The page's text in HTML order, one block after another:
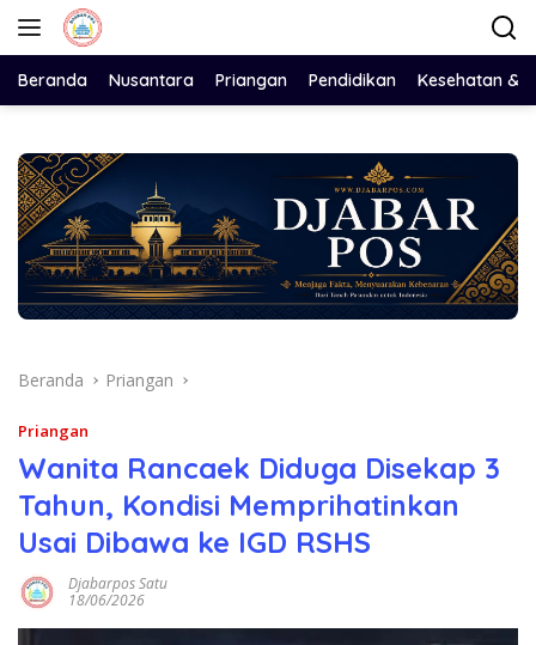
Langsung
Beranda Nusantara Priangan Pendidikan Kesehatan &
Beranda Priangan
Priangan
Wanita Rancaek Diduga Disekap 3
Tahun, Kondisi Memprihatinkan
Usai Dibawa ke IGD RSHS
Djabarpos Satu
18/06/2026